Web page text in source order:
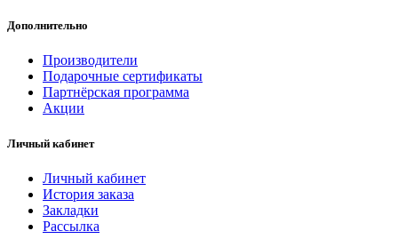
Дополнительно
Производители
Подарочные сертификаты
Партнёрская программа
Акции
Личный кабинет
Личный кабинет
История заказа
Закладки
Рассылка